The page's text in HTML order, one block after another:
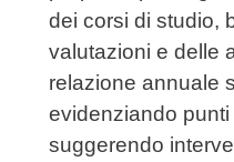
dei corsi di studio,
valutazioni e delle
relazione annuale
evidenziando
suggerendo